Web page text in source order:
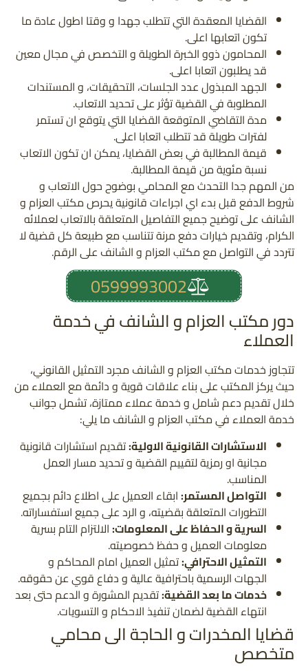
القضايا المعقدة التي تتطلب جهدا و وقتا اطول عادة ما
تكون اتعابها اعلى.
المحامون ذوو الخبرة الطويلة و التخصص في مجال معين
قد يطلبون اتعابا اعلى.
الجهد المبذول عدد الجلسات، التحقيقات، و المستندات
المطلوبة في القضية تؤثر على تحديد الاتعاب.
مدة التقاضي المتوقعة القضايا التي يتوقع ان تستمر
لفترات طويلة قد تتطلب اتعابا اعلى.
قيمة المطالبة في بعض القضايا، يمكن ان تكون الاتعاب
نسبة مئوية من قيمة المطالبة.
من المهم جدا التحدث مع المحامي بوضوح حول الاتعاب و
شروط الدفع قبل بدء اي اجراءات قانونية يحرص مكتب العزام و
الشانف على توضيح جميع التفاصيل المتعلقة بالاتعاب لعملائه
الكرام، وتقديم خيارات دفع مرنة تتناسب مع طبيعة كل قضية لا
تتردد في التواصل مع مكتب العزام و الشانف على الرقم.
0599993002
دور مكتب العزام و الشانف في خدمة
العملاء
تتجاوز خدمات مكتب العزام و الشانف مجرد التمثيل القانوني،
حيث يركز المكتب على بناء علاقات قوية و دائمة مع العملاء من
خلال تقديم دعم شامل و خدمة عملاء ممتازة، تشمل جوانب
خدمة العملاء في مكتب العزام و الشانف ما يلي:
الاستشارات القانونية الاولية:تقديم استشارات قانونية
مجانية او رمزية لتقييم القضية و تحديد مسار العمل
المناسب.
التواصل المستمر:ابقاء العميل على اطلاع دائم بجميع
التطورات المتعلقة بقضيته، و الرد على جميع استفساراته.
السرية و الحفاظ على المعلومات:الالتزام التام بسرية
معلومات العميل و حفظ خصوصيته.
التمثيل الاحترافي:تمثيل العميل امام المحاكم و
الجهات الرسمية باحترافية عالية و دفاع قوي عن حقوقه.
خدمات ما بعد القضية:تقديم المشورة و الدعم حتى بعد
انتهاء القضية لضمان تنفيذ الاحكام و التسويات.
قضايا المخدرات و الحاجة الى محامي
متخصص